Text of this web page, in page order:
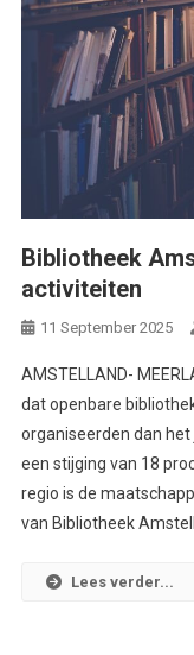
Bibliotheek
activiteiten
11 September 2025
AMSTELLAND-
dat openbare
organiseerden dan
een stijging van 18
regio is de
van Bibliotheek
Lees verder...